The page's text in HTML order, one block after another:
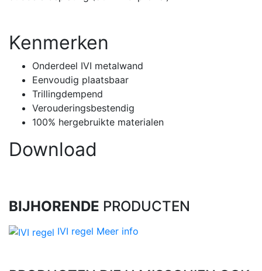
Kenmerken
Onderdeel IVI metalwand
Eenvoudig plaatsbaar
Trillingdempend
Verouderingsbestendig
100% hergebruikte materialen
Download
BIJHORENDE PRODUCTEN
IVI regel Meer info